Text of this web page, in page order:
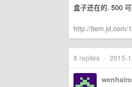
盒子还在的. 500
http://item.jd.com/
8 replies • 2015-